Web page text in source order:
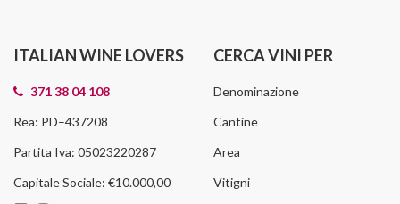
ITALIAN WINE LOVERS
371 38 04 108
Rea: PD–437208
Partita Iva: 05023220287
Capitale Sociale: €10.000,00
CERCA VINI PER
Denominazione
Cantine
Area
Vitigni